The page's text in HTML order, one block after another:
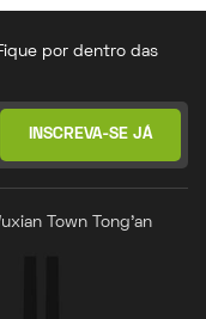
por dentro das
Town Tong'an